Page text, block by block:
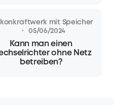
mit Speicher
· 05/06/2024
Kann man einen
ohne Netz
betreiben?